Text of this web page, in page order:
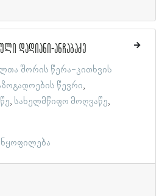
დადიანი-ანჩაბაძე
შორის წერა-კითხვის
წევრი
სახელმწიფო მოღვაწე